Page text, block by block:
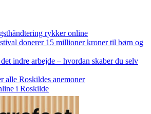
rykker online
donerer 15 millioner kroner til børn og
indre arbejde – hvordan skaber du selv
alle Roskildes anemoner
i Roskilde